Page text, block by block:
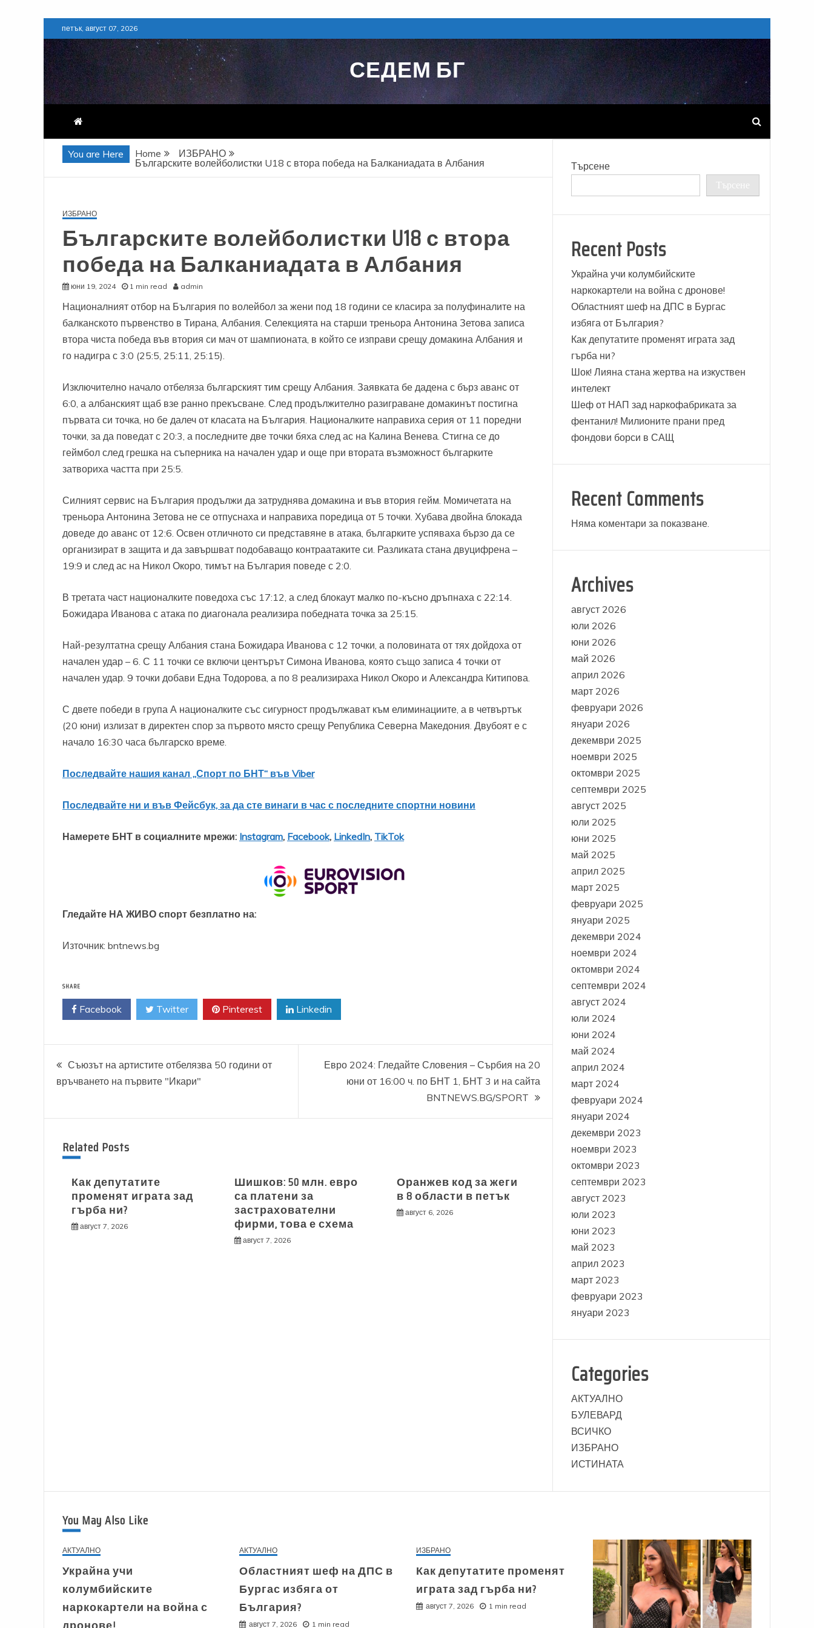
to
content
петък, август 07, 2026
СЕДЕМ БГ
You are Here Home
ИЗБРАНО
Българските волейболистки U18 с втора победа на Балканиадата в Албания
ИЗБРАНО
Българските волейболистки U18 с втора
победа на Балканиадата в Албания
юни 19, 2024 1 min read admin
Националният отбор на България по волейбол за жени под 18 години се класира за полуфиналите на
балканското първенство в Тирана, Албания. Селекцията на старши треньора Антонина Зетова записа
втора чиста победа във втория си мач от шампионата, в който се изправи срещу домакина Албания и
го надигра с 3:0 (25:5, 25:11, 25:15).
Изключително начало отбеляза българският тим срещу Албания. Заявката бе дадена с бърз аванс от
6:0, а албанският щаб взе ранно прекъсване. След продължително разиграване домакинът постигна
първата си точка, но бе далеч от класата на България. Националките направиха серия от 11 поредни
точки, за да поведат с 20:3, а последните две точки бяха след ас на Калина Венева. Стигна се до
геймбол след грешка на съперника на начален удар и още при втората възможност българките
затвориха частта при 25:5.
Силният сервис на България продължи да затруднява домакина и във втория гейм. Момичетата на
треньора Антонина Зетова не се отпуснаха и направиха поредица от 5 точки. Хубава двойна блокада
доведе до аванс от 12:6. Освен отличното си представяне в атака, българките успяваха бързо да се
организират в защита и да завършват подобаващо контраатаките си. Разликата стана двуцифрена –
19:9 и след ас на Никол Окоро, тимът на България поведе с 2:0.
В третата част националките поведоха със 17:12, а след блокаут малко по-късно дръпнаха с 22:14.
Божидара Иванова с атака по диагонала реализира победната точка за 25:15.
Най-резултатна срещу Албания стана Божидара Иванова с 12 точки, а половината от тях дойдоха от
начален удар – 6. С 11 точки се включи центърът Симона Иванова, която също записа 4 точки от
начален удар. 9 точки добави Една Тодорова, а по 8 реализираха Никол Окоро и Александра Китипова.
С двете победи в група А националките със сигурност продължават към елиминациите, а в четвъртък
(20 юни) излизат в директен спор за първото място срещу Република Северна Македония. Двубоят е с
начало 16:30 часа българско време.
Последвайте нашия канал „Спорт по БНТ“ във Viber
Последвайте ни и във Фейсбук, за да сте винаги в час с последните спортни новини
Намерете БНТ в социалните мрежи: Instagram, Facebook, LinkedIn, TikTok
Гледайте НА ЖИВО спорт безплатно на:
Източник: bntnews.bg
SHARE
Facebook Twitter Pinterest Linkedin
Навигация
Съюзът на артистите отбелязва 50 години от
връчването на първите "Икари"
Евро 2024: Гледайте Словения – Сърбия на 20
юни от 16:00 ч. по БНТ 1, БНТ 3 и на сайта
BNTNEWS.BG/SPORT
Related Posts
Как депутатите
променят играта зад
гърба ни?
август 7, 2026
Шишков: 50 млн. евро
са платени за
застрахователни
фирми, това е схема
август 7, 2026
Оранжев код за жеги
в 8 области в петък
август 6, 2026
Търсене
Търсене
Recent Posts
Украйна учи колумбийските
наркокартели на война с дронове!
Областният шеф на ДПС в Бургас
избяга от България?
Как депутатите променят играта зад
гърба ни?
Шок! Лияна стана жертва на изкуствен
интелект
Шеф от НАП зад наркофабриката за
фентанил! Милионите прани пред
фондови борси в САЩ
Recent Comments
Няма коментари за показване.
Archives
август 2026
юли 2026
юни 2026
май 2026
април 2026
март 2026
февруари 2026
януари 2026
декември 2025
ноември 2025
октомври 2025
септември 2025
август 2025
юли 2025
юни 2025
май 2025
април 2025
март 2025
февруари 2025
януари 2025
декември 2024
ноември 2024
октомври 2024
септември 2024
август 2024
юли 2024
юни 2024
май 2024
април 2024
март 2024
февруари 2024
януари 2024
декември 2023
ноември 2023
октомври 2023
септември 2023
август 2023
юли 2023
юни 2023
май 2023
април 2023
март 2023
февруари 2023
януари 2023
Categories
АКТУАЛНО
БУЛЕВАРД
ВСИЧКО
ИЗБРАНО
ИСТИНАТА
You May Also Like
АКТУАЛНО
Украйна учи
колумбийските
наркокартели на война с
АКТУАЛНО
Областният шеф на ДПС в
Бургас избяга от
България?
август 7, 2026 1 min read
ИЗБРАНО
Как депутатите променят
играта зад гърба ни?
август 7, 2026 1 min read